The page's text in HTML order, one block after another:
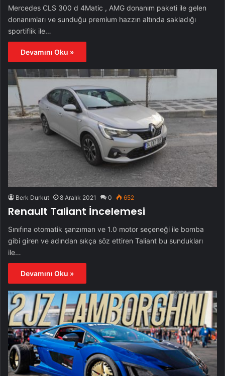
Mercedes CLS 300 d 4Matic , AMG donanım paketi ile gelen
donanımları ve sunduğu premium hazzın altında sakladığı
sportiflik ile…
Devamını Oku »
Berk Durkut 8 Aralık 2021 0 652
Renault Taliant İncelemesi
Sınıfına otomatik şanzıman ve 1.0 motor seçeneği ile bomba
gibi giren ve adından sıkça söz ettiren Taliant bu sundukları
ile…
Devamını Oku »